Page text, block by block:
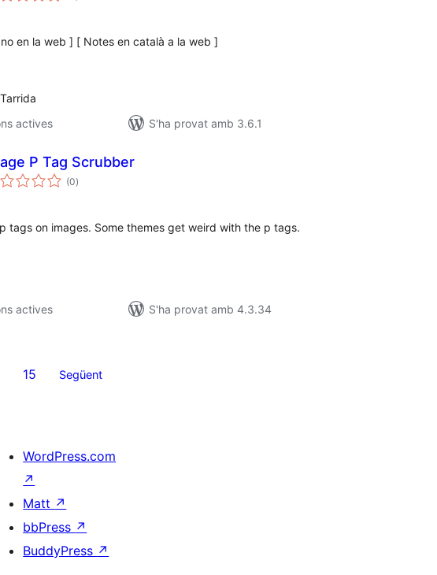
en la web ] [ Notes en català a la web ]
actives
S'ha provat amb 3.6.1
P Tag Scrubber
(0puntuacions
totals
)
tags on images. Some themes get weird with the p tags.
actives
S'ha provat amb 4.3.34
15 Següent
WordPress.com
↗
Matt ↗
bbPress ↗
BuddyPress ↗